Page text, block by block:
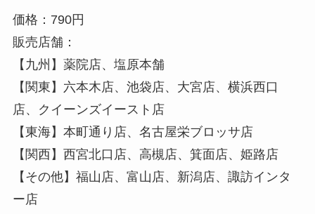
価格：790円
販売店舗：
【九州】薬院店、塩原本舗
【関東】六本木店、池袋店、大宮店、横浜西口
店、クイーンズイースト店
【東海】本町通り店、名古屋栄ブロッサ店
【関西】西宮北口店、高槻店、箕面店、姫路店
【その他】福山店、富山店、新潟店、諏訪インタ
ー店